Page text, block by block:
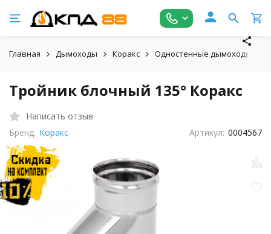
Главная Дымоходы Коракс Одностенные дымоходы
Тройник блочный 135° Коракс
Написать отзыв
Бренд: Коракс Артикул: 0004567